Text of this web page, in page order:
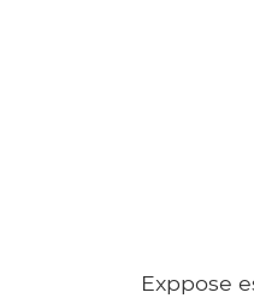
Exppose